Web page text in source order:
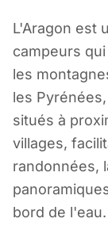
L'Aragon est
campeurs
les
les
situés à
villages,
randonnées,
bord de